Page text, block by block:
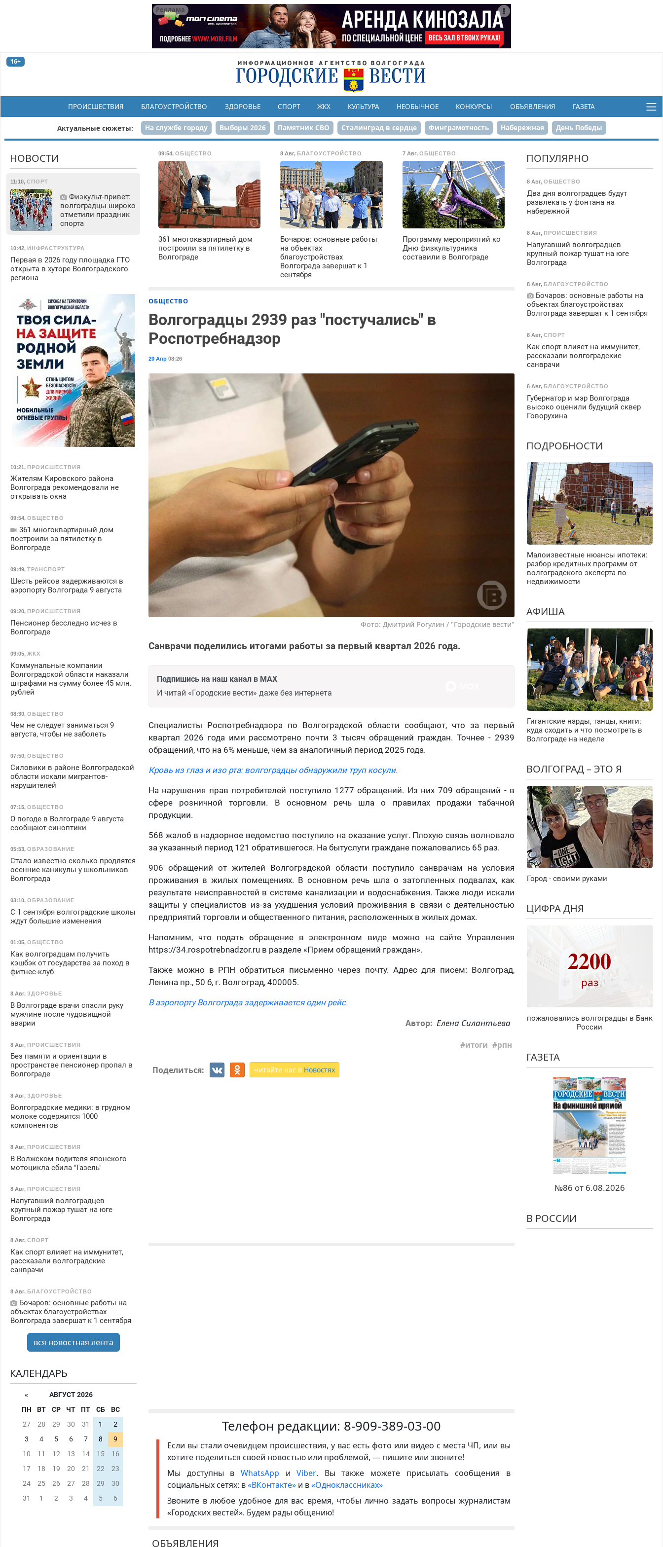
Реклама
16+
ПРОИСШЕСТВИЯ БЛАГОУСТРОЙСТВО ЗДОРОВЬЕ СПОРТ ЖКХ КУЛЬТУРА НЕОБЫЧНОЕ КОНКУРСЫ ОБЪЯВЛЕНИЯ ГАЗЕТА
Актуальные сюжеты: На службе городу Выборы 2026 Памятник СВО Сталинград в сердце Финграмотность Набережная День Победы
Реконструкция ЦПКиО 80-летие Победы Парк Героев-летчиков
09:54,ОБЩЕСТВО
361 многоквартирный дом
построили за пятилетку в
Волгограде
8 Авг, БЛАГОУСТРОЙСТВО
Бочаров: основные работы
на объектах
благоустройствах
Волгограда завершат к 1
сентября
7 Авг, ОБЩЕСТВО
Программу мероприятий ко
Дню физкультурника
составили в Волгограде
ОБЩЕСТВО
Волгоградцы 2939 раз "постучались" в
Роспотребнадзор
20 Апр 08:26
Фото: Дмитрий Рогулин / "Городские вести"
Санврачи поделились итогами работы за первый квартал 2026 года.
Подпишись на наш канал в MAX
И читай «Городские вести» даже без интернета
Специалисты Роспотребнадзора по Волгоградской области сообщают, что за первый
квартал 2026 года ими рассмотрено почти 3 тысяч обращений граждан. Точнее - 2939
обращений, что на 6% меньше, чем за аналогичный период 2025 года.
Кровь из глаз и изо рта: волгоградцы обнаружили труп косули.
На нарушения прав потребителей поступило 1277 обращений. Из них 709 обращений - в
сфере розничной торговли. В основном речь шла о правилах продажи табачной
продукции.
568 жалоб в надзорное ведомство поступило на оказание услуг. Плохую связь волновало
за указанный период 121 обратившегося. На бытуслуги граждане пожаловались 65 раз.
906 обращений от жителей Волгоградской области поступило санврачам на условия
проживания в жилых помещениях. В основном речь шла о затопленных подвалах, как
результате неисправностей в системе канализации и водоснабжения. Также люди искали
защиты у специалистов из-за ухудшения условий проживания в связи с деятельностью
предприятий торговли и общественного питания, расположенных в жилых домах.
Напомним, что подать обращение в электронном виде можно на сайте Управления
https://34.rospotrebnadzor.ru в разделе «Прием обращений граждан».
Также можно в РПН обратиться письменно через почту. Адрес для писем: Волгоград,
Ленина пр., 50 б, г. Волгоград, 400005.
В аэропорту Волгограда задерживается один рейс.
Автор: Елена Силантьева
итоги рпн
Поделиться: читайте нас в Новостях
Телефон редакции: 8-909-389-03-00
Если вы стали очевидцем происшествия, у вас есть фото или видео с места ЧП, или вы
хотите поделиться своей новостью или проблемой, — пишите или звоните!
Мы доступны в WhatsApp иViber. Вы также можете присылать сообщения в
социальных сетях: в«ВКонтакте» и в«Одноклассниках»
Звоните в любое удобное для вас время, чтобы лично задать вопросы журналистам
«Городских вестей». Будем рады общению!
ОБЪЯВЛЕНИЯ
НОВОСТИ
11:10, СПОРТ
Физкульт‑привет:
волгоградцы широко
отметили праздник
спорта
10:42, ИНФРАСТРУКТУРА
Первая в 2026 году площадка ГТО
открыта в хуторе Волгоградского
региона
10:21, ПРОИСШЕСТВИЯ
Жителям Кировского района
Волгограда рекомендовали не
открывать окна
09:54, ОБЩЕСТВО
361 многоквартирный дом
построили за пятилетку в
Волгограде
09:49, ТРАНСПОРТ
Шесть рейсов задерживаются в
аэропорту Волгограда 9 августа
09:20, ПРОИСШЕСТВИЯ
Пенсионер бесследно исчез в
Волгограде
09:05, ЖКХ
Коммунальные компании
Волгоградской области наказали
штрафами на сумму более 45 млн.
рублей
08:30, ОБЩЕСТВО
Чем не следует заниматься 9
августа, чтобы не заболеть
07:50, ОБЩЕСТВО
Силовики в районе Волгоградской
области искали мигрантов-
нарушителей
07:15, ОБЩЕСТВО
О погоде в Волгограде 9 августа
сообщают синоптики
05:53, ОБРАЗОВАНИЕ
Стало известно сколько продлятся
осенние каникулы у школьников
Волгограда
03:10, ОБРАЗОВАНИЕ
С 1 сентября волгоградские школы
ждут большие изменения
01:05, ОБЩЕСТВО
Как волгоградцам получить
кэшбэк от государства за поход в
фитнес-клуб
8 Авг, ЗДОРОВЬЕ
В Волгограде врачи спасли руку
мужчине после чудовищной
аварии
8 Авг, ПРОИСШЕСТВИЯ
Без памяти и ориентации в
пространстве пенсионер пропал в
Волгограде
8 Авг, ЗДОРОВЬЕ
Волгоградские медики: в грудном
молоке содержится 1000
компонентов
8 Авг, ПРОИСШЕСТВИЯ
В Волжском водителя японского
мотоцикла сбила "Газель"
8 Авг, ПРОИСШЕСТВИЯ
Напугавший волгоградцев
крупный пожар тушат на юге
Волгограда
8 Авг, СПОРТ
Как спорт влияет на иммунитет,
рассказали волгоградские
санврачи
8 Авг, БЛАГОУСТРОЙСТВО
Бочаров: основные работы на
объектах благоустройствах
Волгограда завершат к 1 сентября
вся новостная лента
КАЛЕНДАРЬ
«
АВГУСТ 2026
ПН
ВТ СР ЧТ ПТ СБ
ВС
27
28 29 30 31 1
2
3
4 5 6 7 8
9
10
11 12 13 14 15
16
17
18 19 20 21 22
23
24
25 26 27 28 29
30
31
1 2 3 4 5 6
ПОПУЛЯРНО
8 Авг, ОБЩЕСТВО
Два дня волгоградцев будут
развлекать у фонтана на
набережной
8 Авг, ПРОИСШЕСТВИЯ
Напугавший волгоградцев
крупный пожар тушат на юге
Волгограда
8 Авг, БЛАГОУСТРОЙСТВО
Бочаров: основные работы на
объектах благоустройствах
Волгограда завершат к 1 сентября
8 Авг, СПОРТ
Как спорт влияет на иммунитет,
рассказали волгоградские
санврачи
8 Авг, БЛАГОУСТРОЙСТВО
Губернатор и мэр Волгограда
высоко оценили будущий сквер
Говорухина
ПОДРОБНОСТИ
Малоизвестные нюансы ипотеки:
разбор кредитных программ от
волгоградского эксперта по
недвижимости
АФИША
Гигантские нарды, танцы, книги:
куда сходить и что посмотреть в
Волгограде на неделе
ВОЛГОГРАД – ЭТО Я
Город - своими руками
ЦИФРА ДНЯ
2200
раз
пожаловались волгоградцы в Банк
России
ГАЗЕТА
№86 от 6.08.2026
В РОССИИ